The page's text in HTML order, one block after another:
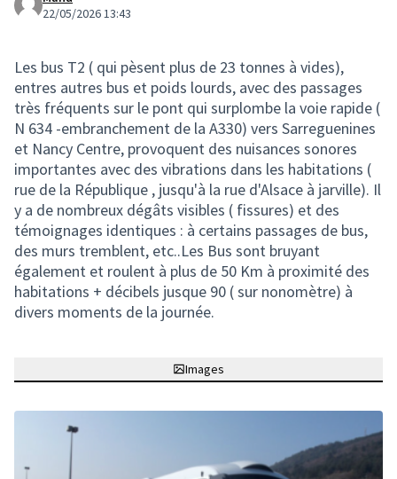
22/05/2026 13:43
Les bus T2 ( qui pèsent plus de 23 tonnes à vides),
entres autres bus et poids lourds, avec des passages
très fréquents sur le pont qui surplombe la voie rapide (
N 634 -embranchement de la A330) vers Sarreguenines
et Nancy Centre, provoquent des nuisances sonores
importantes avec des vibrations dans les habitations (
rue de la République , jusqu'à la rue d'Alsace à jarville). Il
y a de nombreux dégâts visibles ( fissures) et des
témoignages identiques : à certains passages de bus,
des murs tremblent, etc..Les Bus sont bruyant
également et roulent à plus de 50 Km à proximité des
habitations + décibels jusque 90 ( sur nonomètre) à
divers moments de la journée.
Images